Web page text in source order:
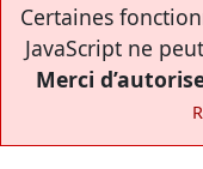
Certaines
JavaScript ne
Merci